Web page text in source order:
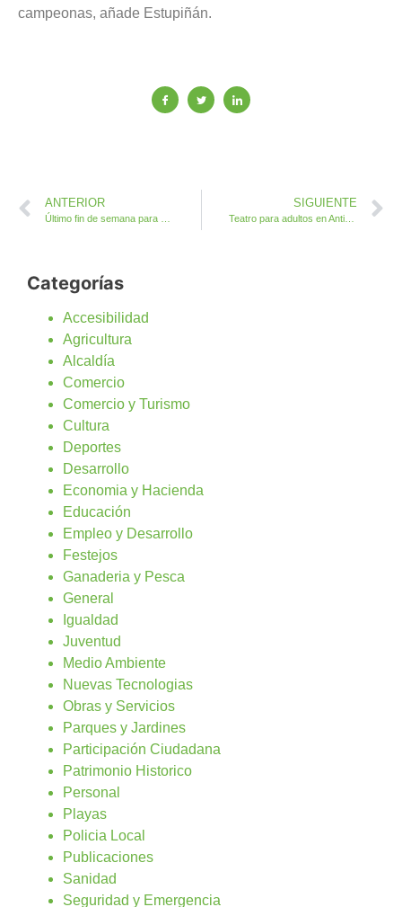
campeonas, añade Estupiñán.
ANTERIOR SIGUIENTE
Teatro para adultos en Antigua con la obra Antes del Alba
Categorías
Accesibilidad
Agricultura
Alcaldía
Comercio
Comercio y Turismo
Cultura
Deportes
Desarrollo
Economia y Hacienda
Educación
Empleo y Desarrollo
Festejos
Ganaderia y Pesca
General
Igualdad
Juventud
Medio Ambiente
Nuevas Tecnologias
Obras y Servicios
Parques y Jardines
Participación Ciudadana
Patrimonio Historico
Personal
Playas
Policia Local
Publicaciones
Sanidad
Seguridad y Emergencia